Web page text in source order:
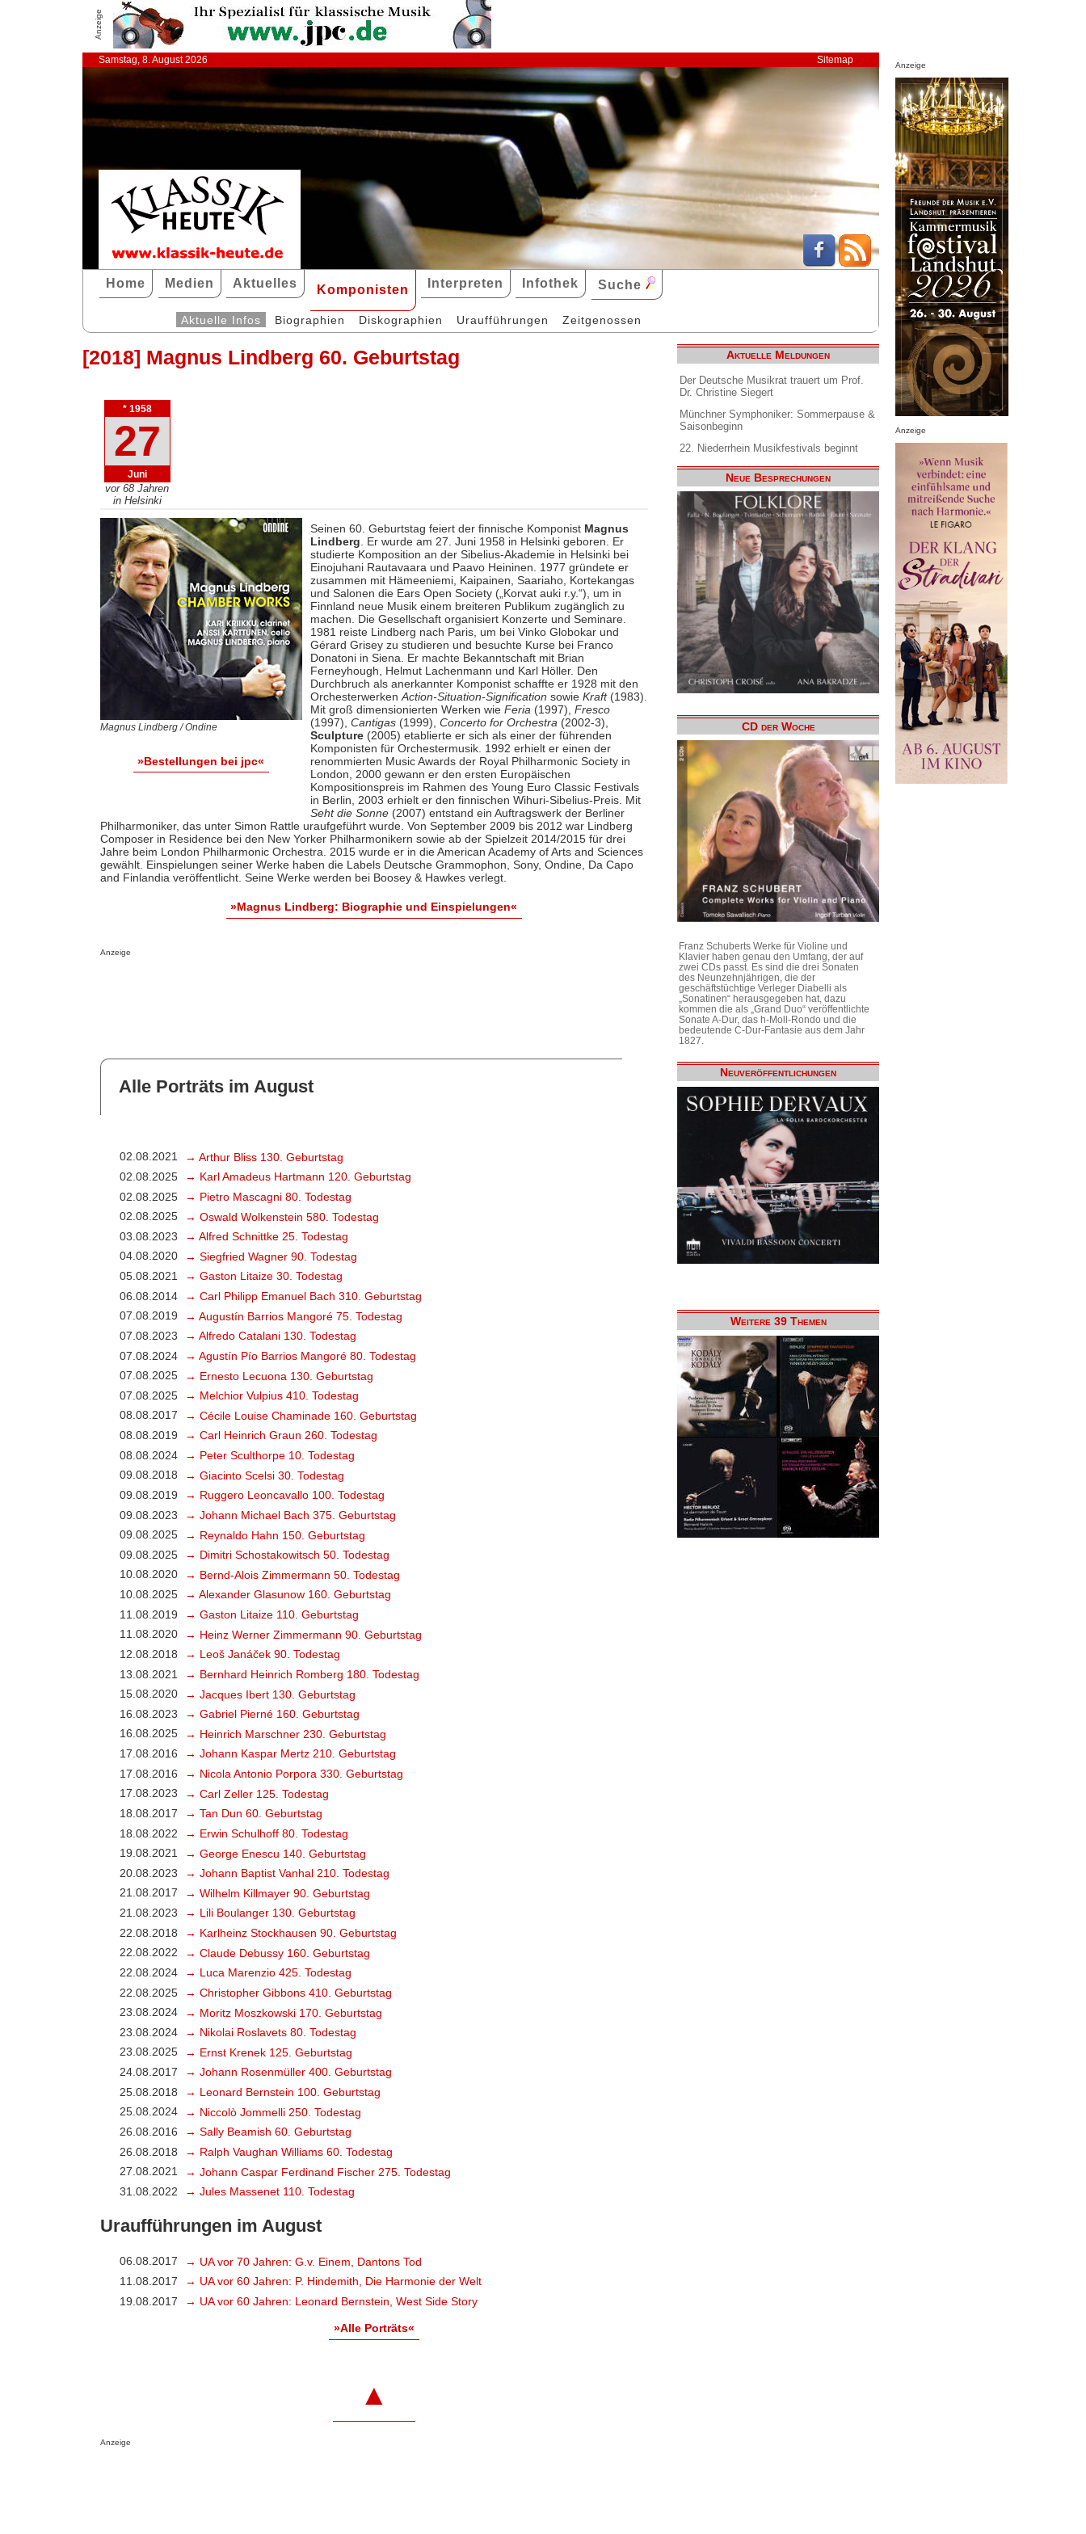
Anzeige
Samstag, 8. August 2026 Sitemap
Home Medien Aktuelles Komponisten Interpreten Infothek Suche
Aktuelle Infos Biographien Diskographien Uraufführungen Zeitgenossen
[2018] Magnus Lindberg 60. Geburtstag
* 1958
27
Juni
vor 68 Jahren
in Helsinki
Magnus Lindberg / Ondine
»Bestellungen bei jpc«
Seinen 60. Geburtstag feiert der finnische Komponist Magnus
Lindberg . Er wurde am 27. Juni 1958 in Helsinki geboren. Er
studierte Komposition an der Sibelius-Akademie in Helsinki bei
Einojuhani Rautavaara und Paavo Heininen. 1977 gründete er
zusammen mit Hämeeniemi, Kaipainen, Saariaho, Kortekangas
und Salonen die Ears Open Society („Korvat auki r.y.“), um in
Finnland neue Musik einem breiteren Publikum zugänglich zu
machen. Die Gesellschaft organisiert Konzerte und Seminare.
1981 reiste Lindberg nach Paris, um bei Vinko Globokar und
Gérard Grisey zu studieren und besuchte Kurse bei Franco
Donatoni in Siena. Er machte Bekanntschaft mit Brian
Ferneyhough, Helmut Lachenmann und Karl Höller. Den
Durchbruch als anerkannter Komponist schaffte er 1928 mit den
Orchesterwerken Action-Situation-Signification sowie Kraft(1983).
Mit groß dimensionierten Werken wieFeria (1997), Fresco
(1997), Cantigas(1999), Concerto for Orchestra (2002-3),
Sculpture(2005) etablierte er sich als einer der führenden
Komponisten für Orchestermusik. 1992 erhielt er einen der
renommierten Music Awards der Royal Philharmonic Society in
London, 2000 gewann er den ersten Europäischen
Kompositionspreis im Rahmen des Young Euro Classic Festivals
in Berlin, 2003 erhielt er den finnischen Wihuri-Sibelius-Preis. Mit
Seht die Sonne(2007) entstand ein Auftragswerk der Berliner
Philharmoniker, das unter Simon Rattle uraufgeführt wurde. Von September 2009 bis 2012 war Lindberg
Composer in Residence bei den New Yorker Philharmonikern sowie ab der Spielzeit 2014/2015 für drei
Jahre beim London Philharmonic Orchestra. 2015 wurde er in die American Academy of Arts and Sciences
gewählt. Einspielungen seiner Werke haben die Labels Deutsche Grammophon, Sony, Ondine, Da Capo
and Finlandia veröffentlicht. Seine Werke werden bei Boosey & Hawkes verlegt.
»Magnus Lindberg: Biographie und Einspielungen«
Anzeige
Alle Porträts im August
02.08.2021
→ Arthur Bliss 130. Geburtstag
02.08.2025
→ Karl Amadeus Hartmann 120. Geburtstag
02.08.2025
→ Pietro Mascagni 80. Todestag
02.08.2025
→ Oswald Wolkenstein 580. Todestag
03.08.2023
→ Alfred Schnittke 25. Todestag
04.08.2020
→ Siegfried Wagner 90. Todestag
05.08.2021
→ Gaston Litaize 30. Todestag
06.08.2014
→ Carl Philipp Emanuel Bach 310. Geburtstag
07.08.2019
→ Augustín Barrios Mangoré 75. Todestag
07.08.2023
→ Alfredo Catalani 130. Todestag
07.08.2024
→ Agustín Pío Barrios Mangoré 80. Todestag
07.08.2025
→ Ernesto Lecuona 130. Geburtstag
07.08.2025
→ Melchior Vulpius 410. Todestag
08.08.2017
→ Cécile Louise Chaminade 160. Geburtstag
08.08.2019
→ Carl Heinrich Graun 260. Todestag
08.08.2024
→ Peter Sculthorpe 10. Todestag
09.08.2018
→ Giacinto Scelsi 30. Todestag
09.08.2019
→ Ruggero Leoncavallo 100. Todestag
09.08.2023
→ Johann Michael Bach 375. Geburtstag
09.08.2025
→ Reynaldo Hahn 150. Geburtstag
09.08.2025
→ Dimitri Schostakowitsch 50. Todestag
10.08.2020
→ Bernd-Alois Zimmermann 50. Todestag
10.08.2025
→ Alexander Glasunow 160. Geburtstag
11.08.2019
→ Gaston Litaize 110. Geburtstag
11.08.2020
→ Heinz Werner Zimmermann 90. Geburtstag
12.08.2018
→ Leoš Janáček 90. Todestag
13.08.2021
→ Bernhard Heinrich Romberg 180. Todestag
15.08.2020
→ Jacques Ibert 130. Geburtstag
16.08.2023
→ Gabriel Pierné 160. Geburtstag
16.08.2025
→ Heinrich Marschner 230. Geburtstag
17.08.2016
→ Johann Kaspar Mertz 210. Geburtstag
17.08.2016
→ Nicola Antonio Porpora 330. Geburtstag
17.08.2023
→ Carl Zeller 125. Todestag
18.08.2017
→ Tan Dun 60. Geburtstag
18.08.2022
→ Erwin Schulhoff 80. Todestag
19.08.2021
→ George Enescu 140. Geburtstag
20.08.2023
→ Johann Baptist Vanhal 210. Todestag
21.08.2017
→ Wilhelm Killmayer 90. Geburtstag
21.08.2023
→ Lili Boulanger 130. Geburtstag
22.08.2018
→ Karlheinz Stockhausen 90. Geburtstag
22.08.2022
→ Claude Debussy 160. Geburtstag
22.08.2024
→ Luca Marenzio 425. Todestag
22.08.2025
→ Christopher Gibbons 410. Geburtstag
23.08.2024
→ Moritz Moszkowski 170. Geburtstag
23.08.2024
→ Nikolai Roslavets 80. Todestag
23.08.2025
→ Ernst Krenek 125. Geburtstag
24.08.2017
→ Johann Rosenmüller 400. Geburtstag
25.08.2018
→ Leonard Bernstein 100. Geburtstag
25.08.2024
→ Niccolò Jommelli 250. Todestag
26.08.2016
→ Sally Beamish 60. Geburtstag
26.08.2018
→ Ralph Vaughan Williams 60. Todestag
27.08.2021
→ Johann Caspar Ferdinand Fischer 275. Todestag
31.08.2022
→ Jules Massenet 110. Todestag
Uraufführungen im August
06.08.2017
→ UA vor 70 Jahren: G.v. Einem, Dantons Tod
11.08.2017
→ UA vor 60 Jahren: P. Hindemith, Die Harmonie der Welt
19.08.2017
→ UA vor 60 Jahren: Leonard Bernstein, West Side Story
»Alle Porträts«
▲
Anzeige
Aktuelle Meldungen
Der Deutsche Musikrat trauert um Prof.
Dr. Christine Siegert
Münchner Symphoniker: Sommerpause &
Saisonbeginn
22. Niederrhein Musikfestivals beginnt
Neue Besprechungen
CD der Woche
Franz Schuberts Werke für Violine und
Klavier haben genau den Umfang, der auf
zwei CDs passt. Es sind die drei Sonaten
des Neunzehnjährigen, die der
geschäftstüchtige Verleger Diabelli als
„Sonatinen“ herausgegeben hat, dazu
kommen die als „Grand Duo“ veröffentlichte
Sonate A-Dur, das h-Moll-Rondo und die
bedeutende C-Dur-Fantasie aus dem Jahr
1827.
Neuveröffentlichungen
Weitere 39 Themen
Anzeige
Anzeige